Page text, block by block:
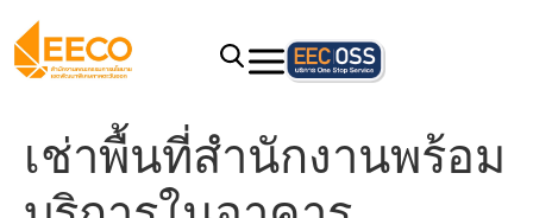
เช่าพื้นที่สำนักงานพร้อม